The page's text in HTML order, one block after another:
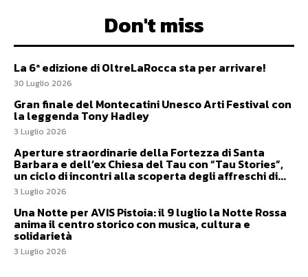
Don't miss
La 6ª edizione di OltreLaRocca sta per arrivare!
30 Luglio 2026
Gran finale del Montecatini Unesco Arti Festival con
la leggenda Tony Hadley
3 Luglio 2026
Aperture straordinarie della Fortezza di Santa
Barbara e dell’ex Chiesa del Tau con “Tau Stories”,
un ciclo di incontri alla scoperta degli affreschi di...
3 Luglio 2026
Una Notte per AVIS Pistoia: il 9 luglio la Notte Rossa
anima il centro storico con musica, cultura e
solidarietà
3 Luglio 2026